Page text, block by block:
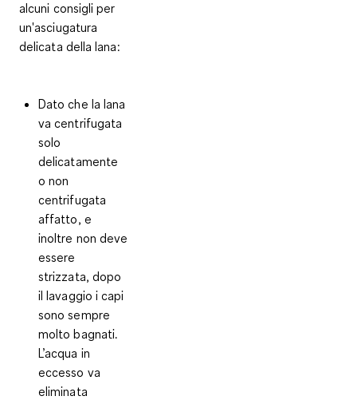
alcuni consigli per
un'asciugatura
delicata della lana:
Dato che la lana
va centrifugata
solo
delicatamente
o non
centrifugata
affatto, e
inoltre non deve
essere
strizzata, dopo
il lavaggio i capi
sono sempre
molto bagnati.
L’acqua in
eccesso va
eliminata